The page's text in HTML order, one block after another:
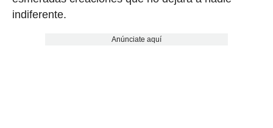
indiferente.
Anúnciate aquí